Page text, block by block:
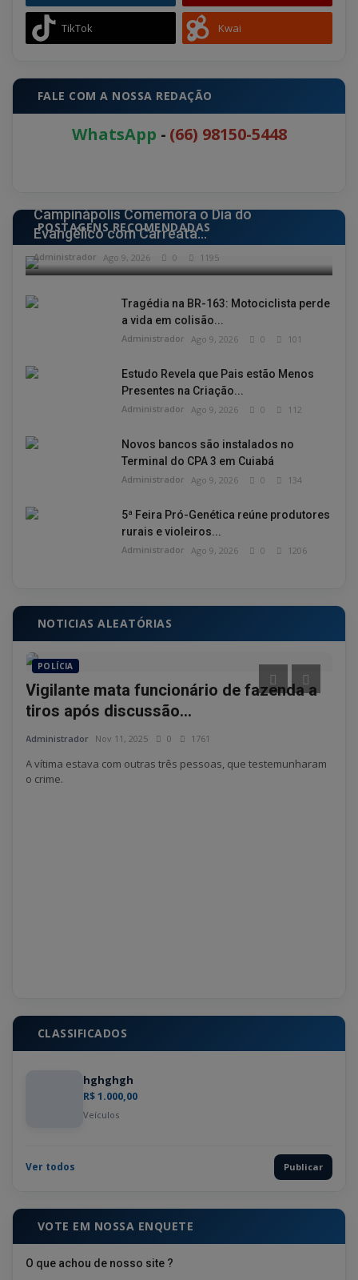
TikTok Kwai
FALE COM A NOSSA REDAÇÃO
WhatsApp - (66) 98150-5448
POSTAGENS RECOMENDADAS
Campinápolis Comemora o Dia do
Evangélico com Carreata...
Administrador Ago 9, 2026 0 1195
Tragédia na BR-163: Motociclista perde
a vida em colisão...
Administrador Ago 9, 2026 0 101
Estudo Revela que Pais estão Menos
Presentes na Criação...
Administrador Ago 9, 2026 0 112
Novos bancos são instalados no
Terminal do CPA 3 em Cuiabá
Administrador Ago 9, 2026 0 134
5ª Feira Pró-Genética reúne produtores
rurais e violeiros...
Administrador Ago 9, 2026 0 1206
NOTICIAS ALEATÓRIAS
POLÍCIA
Vigilante mata funcionário de fazenda a
tiros após discussão...
Administrador Nov 11, 2025 0 1761
A vítima estava com outras três pessoas, que testemunharam
o crime.
CLASSIFICADOS
hghghgh
R$ 1.000,00
Veículos
Ver todos Publicar
VOTE EM NOSSA ENQUETE
O que achou de nosso site ?